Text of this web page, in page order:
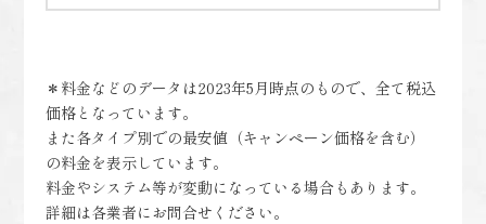
＊料金などのデータは2023年5月時点のもので、全て税込
価格となっています。
また各タイプ別での最安値（キャンペーン価格を含む）
の料金を表示しています。
料金やシステム等が変動になっている場合もあります。
詳細は各業者にお問合せください。